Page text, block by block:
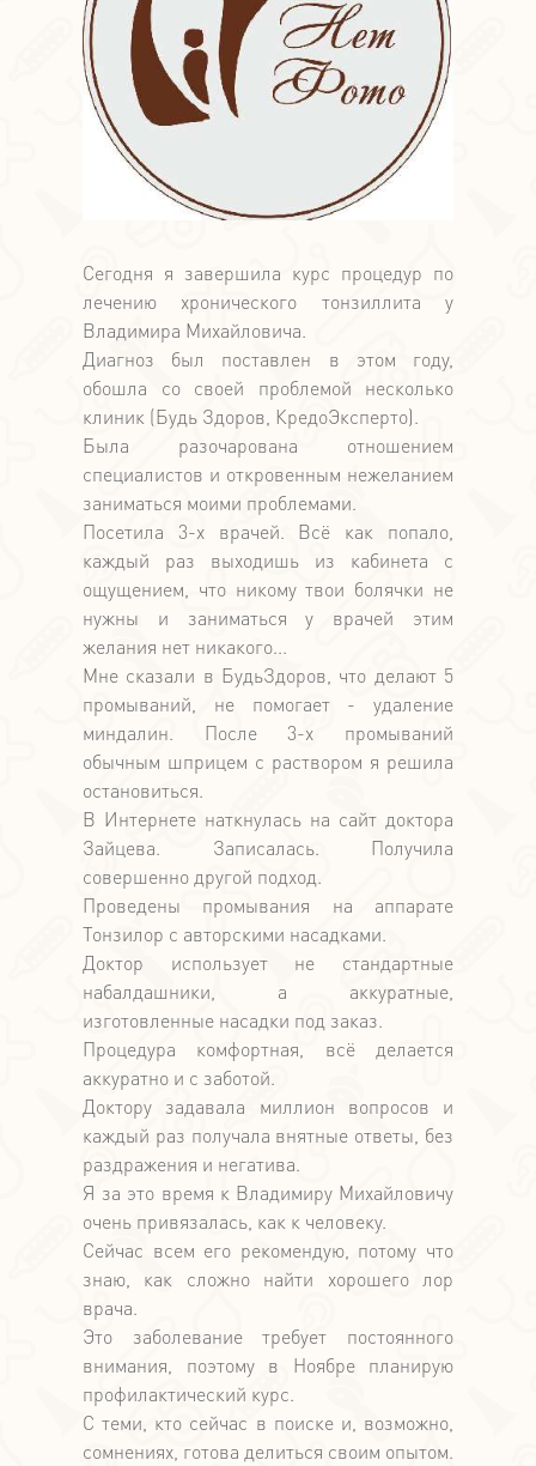
Сегодня я завершила курс процедур по
лечению хронического тонзиллита у
Владимира Михайловича.
Диагноз был поставлен в этом году,
обошла со своей проблемой несколько
клиник (Будь Здоров, КредоЭксперто).
Была разочарована отношением
специалистов и откровенным нежеланием
заниматься моими проблемами.
Посетила 3-х врачей. Всё как попало,
каждый раз выходишь из кабинета с
ощущением, что никому твои болячки не
нужны и заниматься у врачей этим
желания нет никакого...
Мне сказали в БудьЗдоров, что делают 5
промываний, не помогает - удаление
миндалин. После 3-х промываний
обычным шприцем с раствором я решила
остановиться.
В Интернете наткнулась на сайт доктора
Зайцева. Записалась. Получила
совершенно другой подход.
Проведены промывания на аппарате
Тонзилор с авторскими насадками.
Доктор использует не стандартные
набалдашники, а аккуратные,
изготовленные насадки под заказ.
Процедура комфортная, всё делается
аккуратно и с заботой.
Доктору задавала миллион вопросов и
каждый раз получала внятные ответы, без
раздражения и негатива.
Я за это время к Владимиру Михайловичу
очень привязалась, как к человеку.
Сейчас всем его рекомендую, потому что
знаю, как сложно найти хорошего лор
врача.
Это заболевание требует постоянного
внимания, поэтому в Ноябре планирую
профилактический курс.
С теми, кто сейчас в поиске и, возможно,
сомнениях, готова делиться своим опытом.